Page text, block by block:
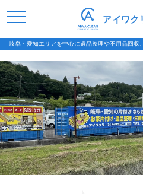
岐阜・愛知エリアを中心に遺品整理や不用品回
アイワク